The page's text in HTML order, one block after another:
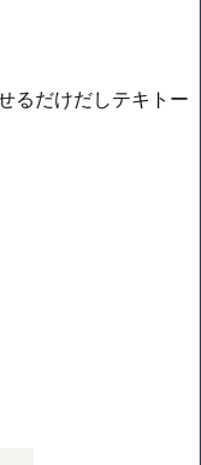
るだけだしテキトー